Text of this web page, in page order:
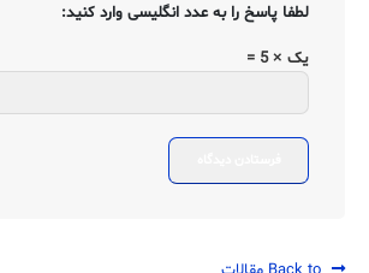
لطفا پاسخ را به عدد انگلیسی وارد کنید:
یک × 5 =